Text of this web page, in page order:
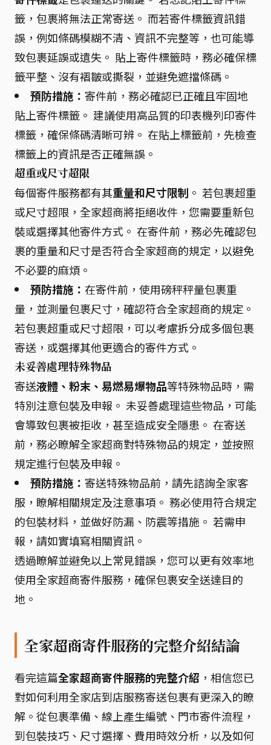
籤，包裹將無法正常寄送。 而若寄件標籤資訊錯
誤，例如條碼模糊不清、資訊不完整等，也可能導
致包裹延誤或遺失。 貼上寄件標籤時，務必確保標
籤平整、沒有褶皺或撕裂，並避免遮擋條碼。
預防措施： 寄件前，務必確認已正確且牢固地
貼上寄件標籤。 建議使用高品質的印表機列印寄件
標籤，確保條碼清晰可辨。 在貼上標籤前，先檢查
標籤上的資訊是否正確無誤。
超重或尺寸超限
每個寄件服務都有其重量和尺寸限制 。 若包裹超重
或尺寸超限，全家超商將拒絕收件，您需要重新包
裝或選擇其他寄件方式。 在寄件前，務必先確認包
裹的重量和尺寸是否符合全家超商的規定，以避免
不必要的麻煩。
預防措施： 在寄件前，使用磅秤秤量包裹重
量，並測量包裹尺寸，確認符合全家超商的規定。
若包裹超重或尺寸超限，可以考慮拆分成多個包裹
寄送，或選擇其他更適合的寄件方式。
未妥善處理特殊物品
寄送液體、粉末、易燃易爆物品等特殊物品時，需
特別注意包裝及申報。 未妥善處理這些物品，可能
會導致包裹被拒收，甚至造成安全隱患。 在寄送
前，務必瞭解全家超商對特殊物品的規定，並按照
規定進行包裝及申報。
預防措施： 寄送特殊物品前，請先諮詢全家客
服，瞭解相關規定及注意事項。 務必使用符合規定
的包裝材料，並做好防漏、防震等措施。 若需申
報，請如實填寫相關資訊。
透過瞭解並避免以上常見錯誤，您可以更有效率地
使用全家超商寄件服務，確保包裹安全送達目的
地。
全家超商寄件服務的完整介紹結論
看完這篇全家超商寄件服務的完整介紹 ，相信您已
對如何利用全家店到店服務寄送包裹有更深入的瞭
解。從包裹準備、線上產生編號、門市寄件流程，
到包裝技巧、尺寸選擇、費用時效分析，以及如何